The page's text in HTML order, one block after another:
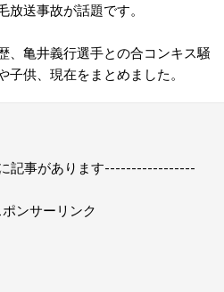
送事故が話題です。
、亀井義行選手との合コンキス騒
供、現在をまとめました。
記事があります-----------------
ンサーリンク